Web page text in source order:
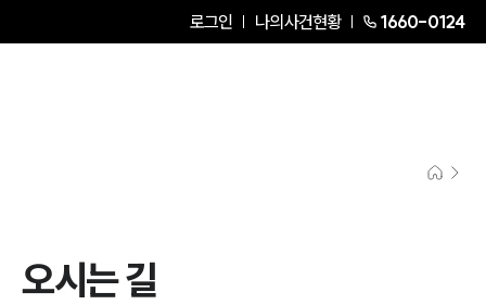
로그인 나의사건현황 1660-0124
오시는 길